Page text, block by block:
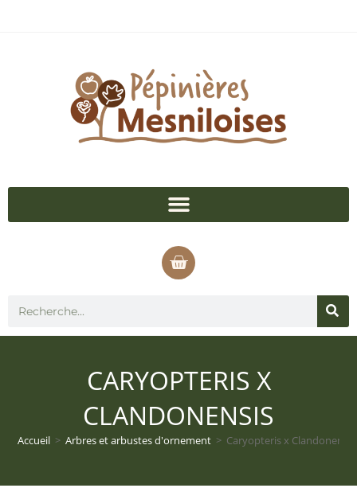
CARYOPTERIS X
CLANDONENSIS
Accueil > Arbres et arbustes d'ornement > Caryopteris x Clandonensis